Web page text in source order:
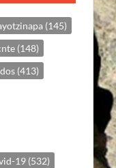
(145)
(148)
(413)
19 (532)